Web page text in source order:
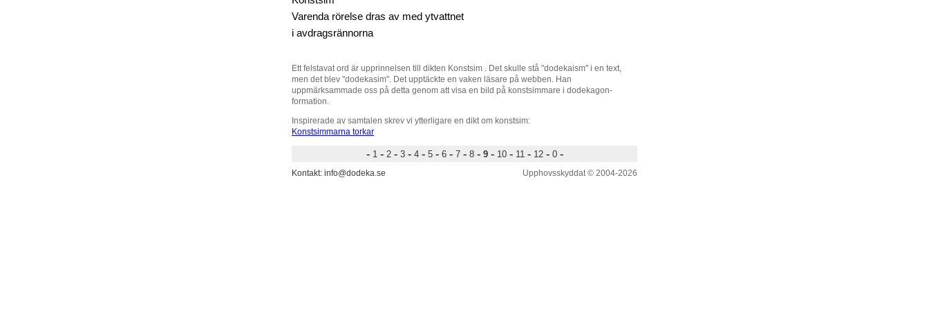
Varenda rörelse dras av med ytvattnet
i avdragsrännorna
Ett felstavat ord är upprinnelsen till dikten Konstsim . Det skulle stå "dodekaism" i en text,
men det blev "dodekasim". Det upptäckte en vaken läsare på webben. Han
uppmärksammade oss på detta genom att visa en bild på konstsimmare i dodekagon-
formation.
Inspirerade av samtalen skrev vi ytterligare en dikt om konstsim:
Konstsimmarna torkar
-1 -2 -3 -4 -5 -6 -7 -8 - 9 -10 -11 -12 -0 -
Kontakt: info@dodeka.se Upphovsskyddat © 2004-2026